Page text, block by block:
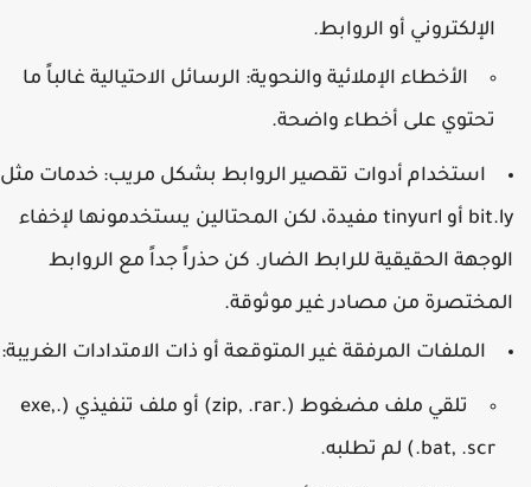
الإلكتروني أو الروابط.
الأخطاء الإملائية والنحوية:الرسائل الاحتيالية غالباً ما
تحتوي على أخطاء واضحة.
استخدام أدوات تقصير الروابط بشكل مريب:خدمات مثل
bit.ly أو tinyurl مفيدة، لكن المحتالين يستخدمونها لإخفاء
الحقيقية للرابط الضار. كن حذراً جداً مع الروابط
من مصادر غير موثوقة.
الملفات المرفقة غير المتوقعة أو ذات الامتدادات الغريبة:
تلقي ملف مضغوط (.zip, .rar) أو ملف تنفيذي (.exe,
.bat, .scr) لم تطلبه.